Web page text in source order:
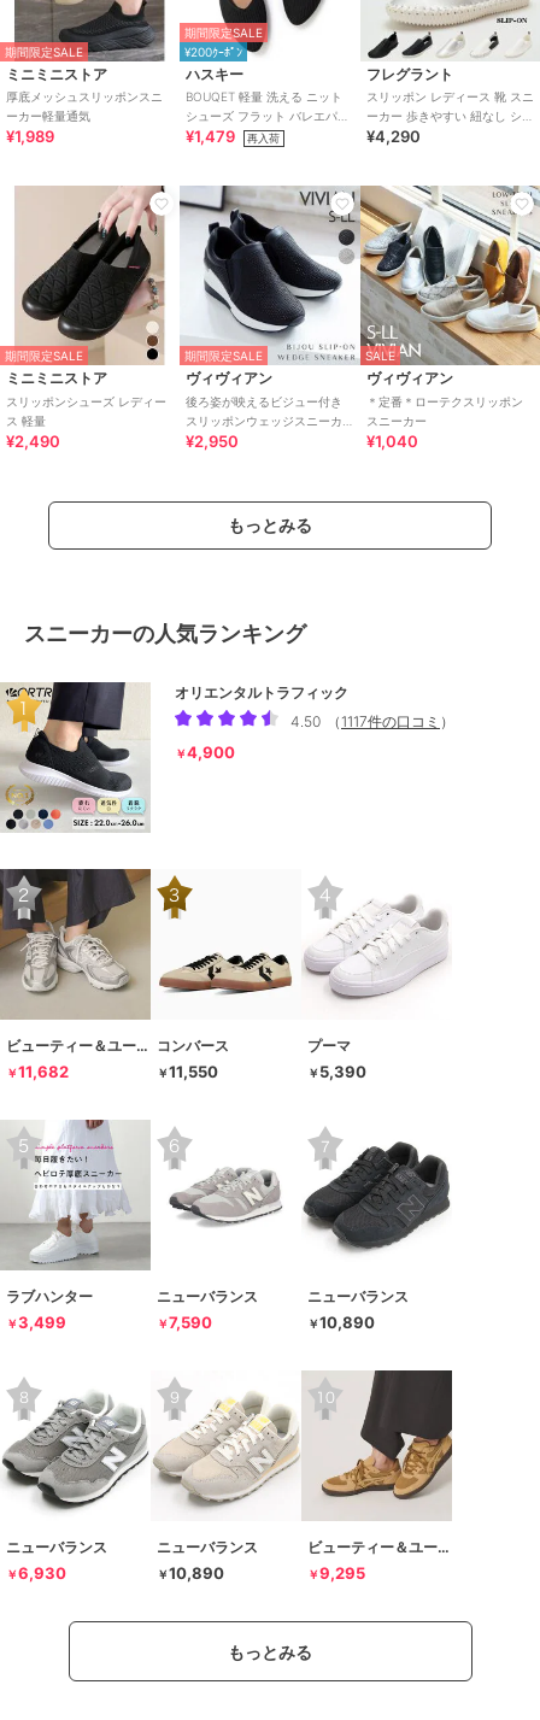
期間限定SALE
ミニミニストア
厚底メッシュスリッポンスニ
ーカー軽量通気
¥1,989
期間限定SALE
¥200ｸｰﾎﾟﾝ
ハスキー
BOUQET 軽量 洗える ニット
シューズ フラット バレエパン
プス スリッポン
¥1,479 再入荷
フレグラント
スリッポン レディース 靴 スニ
ーカー 歩きやすい 紐なし シン
プル らくちん 履きやすい
¥4,290
期間限定SALE
ミニミニストア
スリッポンシューズ レディー
ス 軽量
¥2,490
期間限定SALE
ヴィヴィアン
後ろ姿が映えるビジュー付き
スリッポンウェッジスニーカ
ー
¥2,950
SALE
ヴィヴィアン
＊定番＊ローテクスリッポン
スニーカー
¥1,040
もっとみる
スニーカーの人気ランキング
オリエンタルトラフィック
4.50
（ 1117件の口コミ ）
￥4,900
ビューティー＆ユース ユナイテッドアローズ
￥11,682
コンバース
￥11,550
プーマ
￥ 5,390
ラブハンター
￥3,499
ニューバランス
￥7,590
ニューバランス
￥10,890
ニューバランス
￥6,930
ニューバランス
￥10,890
ビューティー＆ユース ユナイテッドアローズ
￥9,295
もっとみる